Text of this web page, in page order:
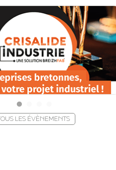
LES ÉVÈNEMENTS